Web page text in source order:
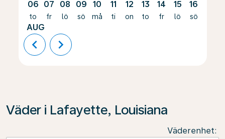
06
to
AUG
07
fr
08
lö
09
sö
10
må
11
ti
12
on
13
to
14
fr
15
lö
16
sö
chevron_left chevron_right
Väder i Lafayette, Louisiana
Väderenhet: